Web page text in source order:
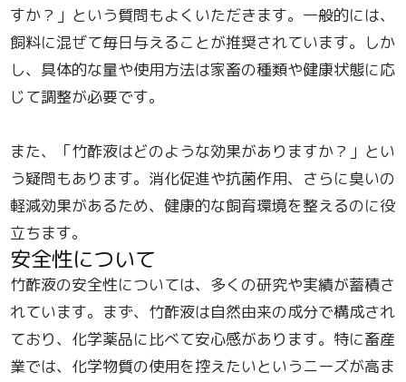
すか？」という質問もよくいただきます。一般的には、
飼料に混ぜて毎日与えることが推奨されています。しか
し、具体的な量や使用方法は家畜の種類や健康状態に応
じて調整が必要です。
また、「竹酢液はどのような効果がありますか？」とい
う疑問もあります。消化促進や抗菌作用、さらに臭いの
軽減効果があるため、健康的な飼育環境を整えるのに役
立ちます。
安全性について
竹酢液の安全性については、多くの研究や実績が蓄積さ
れています。まず、竹酢液は自然由来の成分で構成され
ており、化学薬品に比べて安心感があります。特に畜産
業では、化学物質の使用を控えたいというニーズが高ま